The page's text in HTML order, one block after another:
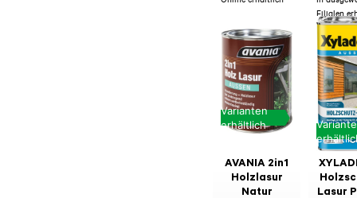
Varianten
erhältlich
AVANIA 2in1
Holzlasur
Natur
Filialen
Lasur